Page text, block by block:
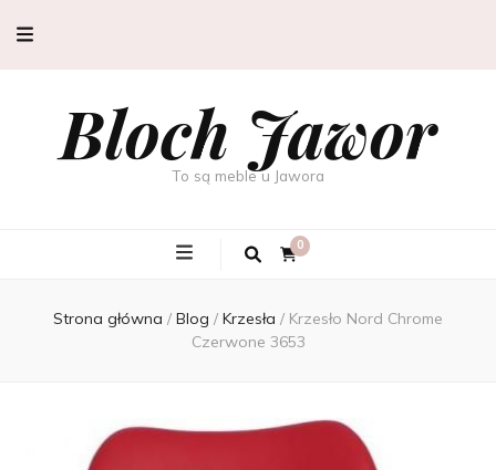
Bloch Jawor
To są meble u Jawora
0
Strona główna / Blog / Krzesła / Krzesło Nord Chrome
Czerwone 3653